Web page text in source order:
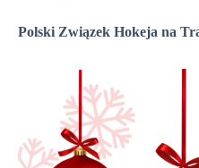
Polski Związek Hokeja na